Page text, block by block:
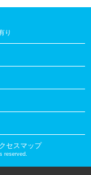
り
クセスマップ
reserved.